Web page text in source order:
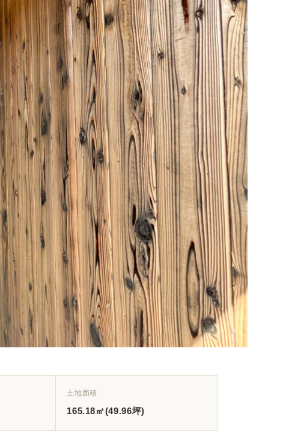
土地面積
165.18㎡(49.96坪)